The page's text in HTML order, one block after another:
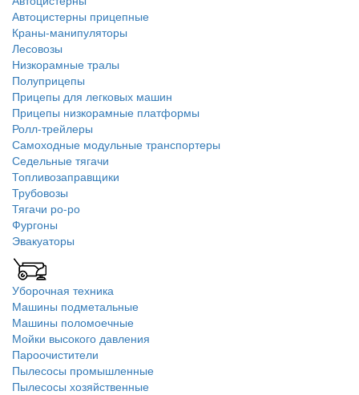
Автоцистерны прицепные
Краны-манипуляторы
Лесовозы
Низкорамные тралы
Полуприцепы
Прицепы для легковых машин
Прицепы низкорамные платформы
Ролл-трейлеры
Самоходные модульные транспортеры
Седельные тягачи
Топливозаправщики
Трубовозы
Тягачи ро-ро
Фургоны
Эвакуаторы
Уборочная техника
Машины подметальные
Машины поломоечные
Мойки высокого давления
Пароочистители
Пылесосы промышленные
Пылесосы хозяйственные